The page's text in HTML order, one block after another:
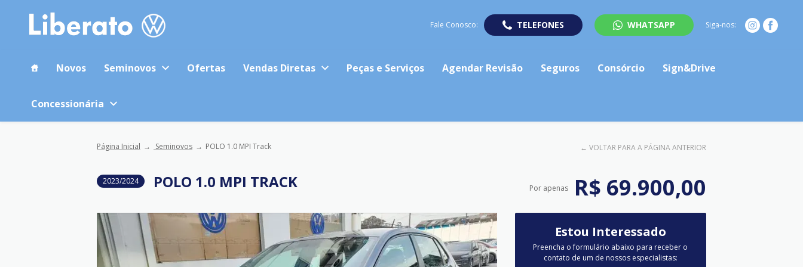
Fale Conosco: TELEFONES WHATSAPP Siga-nos:
Novos Seminovos Ofertas Vendas Diretas Peças e Serviços Agendar Revisão Seguros Consórcio Sign&Drive
Concessionária
Página Inicial Seminovos POLO 1.0 MPI Track ← VOLTAR PARA A PÁGINA ANTERIOR
2023/2024 POLO 1.0 MPI TRACK Por apenas R$ 69.900,00
Estou Interessado
Preencha o formulário abaixo para receber o
contato de um de nossos especialistas: